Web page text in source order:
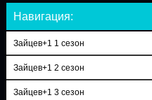
Навигация:
Зайцев+1 1 сезон
Зайцев+1 2 сезон
Зайцев+1 3 сезон